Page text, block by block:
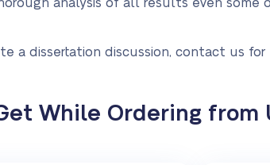
analysis of all results even some
dissertation discussion, contact us for
While Ordering from